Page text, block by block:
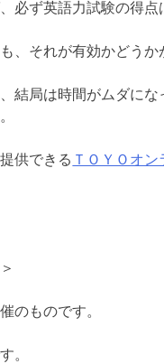
必ず英語力試験の得点
、それが有効かどうか
結局は時間がムダにな
供できる ＴＯＹＯオ
のものです。
。